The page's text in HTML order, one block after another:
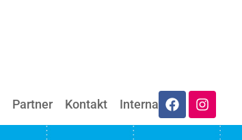
Partner Kontakt Internat